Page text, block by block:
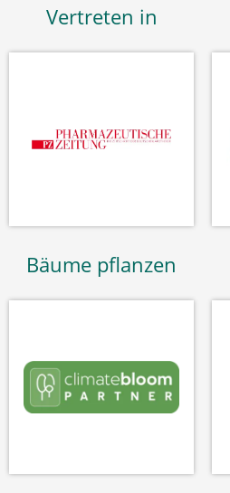
Vertreten in
Bäume pflanzen